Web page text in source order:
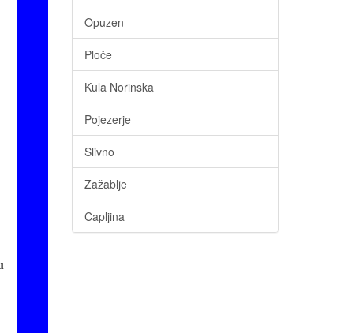
Opuzen
Ploče
Kula Norinska
Pojezerje
Slivno
Zažablje
Čapljina